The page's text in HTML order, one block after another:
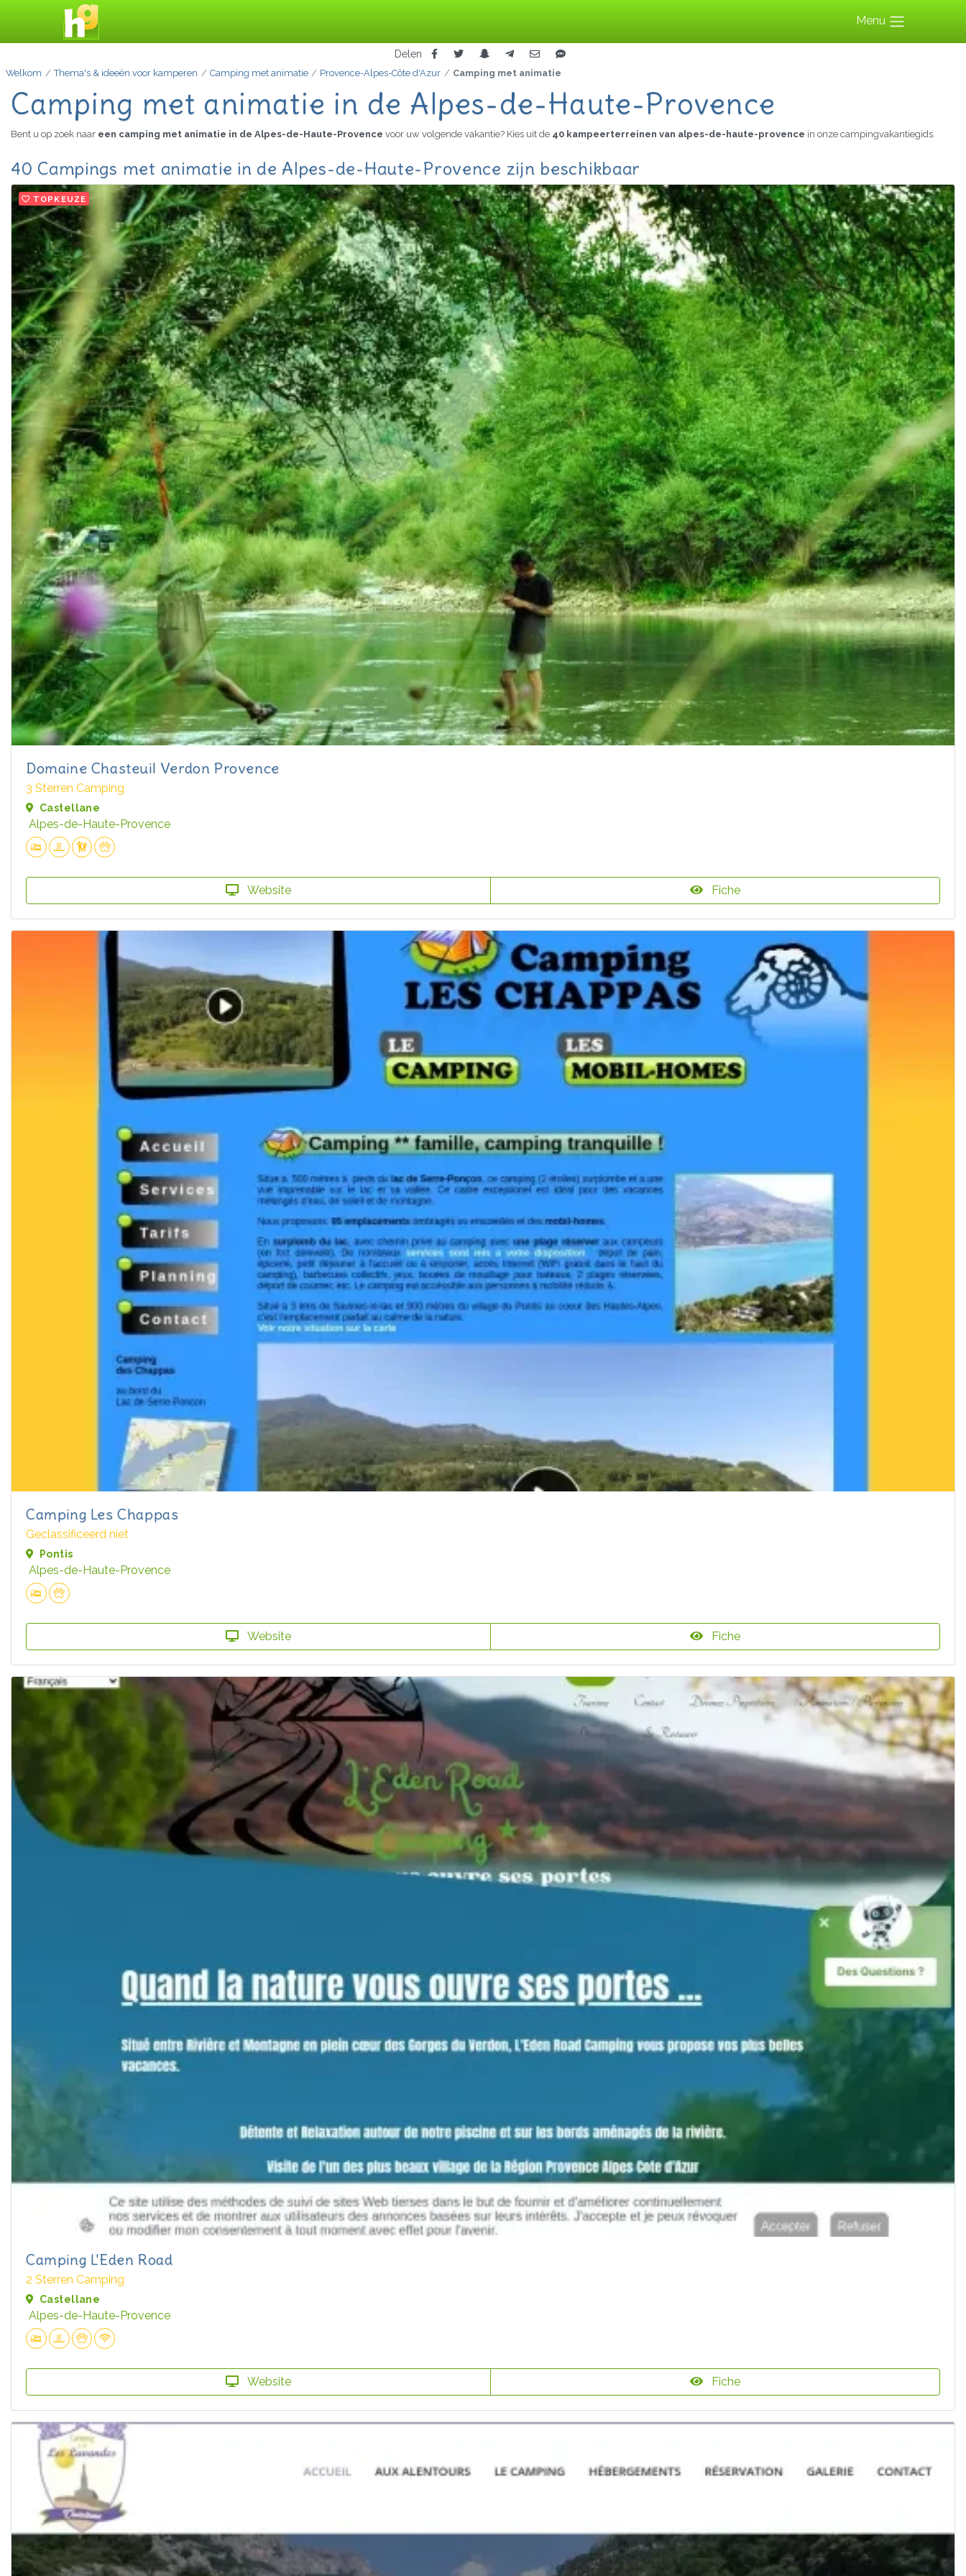
Menu
Delen
Welkom Thema's & ideeën voor kamperen Camping met animatie Provence-Alpes-Côte d'Azur Camping met animatie
Camping met animatie in de Alpes-de-Haute-Provence
Bent u op zoek naar een camping met animatie in de Alpes-de-Haute-Provence voor uw volgende vakantie? Kies uit de 40 kampeerterreinen van alpes-de-haute-provence in onze campingvakantiegids.
40 Campings met animatie in de Alpes-de-Haute-Provence zijn beschikbaar
TOPKEUZE
Domaine Chasteuil Verdon Provence
3 Sterren Camping
Castellane
Alpes-de-Haute-Provence
Website Fiche
Camping Les Chappas
Geclassificeerd niet
Pontis
Alpes-de-Haute-Provence
Website Fiche
Camping L'Eden Road
2 Sterren Camping
Castellane
Alpes-de-Haute-Provence
Website Fiche